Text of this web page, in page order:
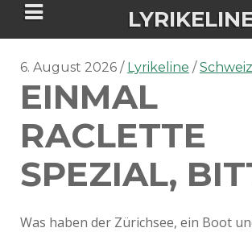
Tania Morgan's Blog über alles,
sie im Leben bewegt.
ÜBER DIE AUTORIN
IGASHO UND CHIMALIS KAYA
6. August 2026 Lyrikeline Schweiz
EINMAL
RACLETTE
SPEZIAL,
Was haben der Zürichsee, ein Boot